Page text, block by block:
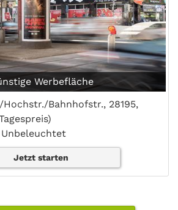
Werbefläche
Bahnhofstr., 28195,
Unbeleuchtet
Jetzt starten